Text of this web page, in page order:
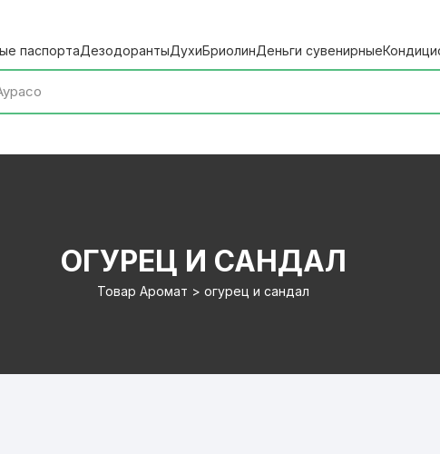
паспортаДезодорантыДухиБриолинДеньги сувенирные
ОГУРЕЦ И САНДАЛ
Товар Аромат > огурец и сандал